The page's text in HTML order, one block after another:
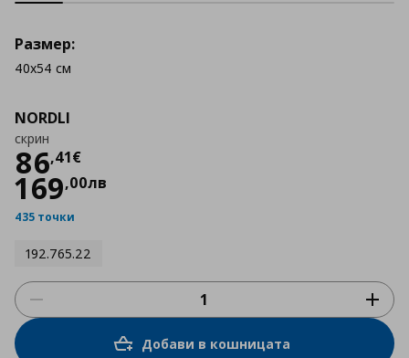
NORDLI
скрин
86,41€
Цена
169,00лв
435 точки
192.765.22
Размер:
40x54 см
Добави в кошницата